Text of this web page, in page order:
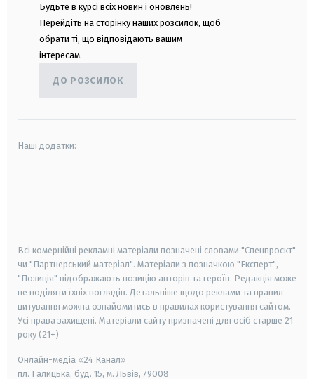
Будьте в курсі всіх новин і оновлень!
Перейдіть на сторінку наших розсилок, щоб
обрати ті, що відповідають вашим
інтересам.
ДО РОЗСИЛОК
Наші додатки:
Всі комерційні рекламні матеріали позначені словами "Спецпроєкт"
чи "Партнерський матеріал". Матеріали з позначкою "Експерт",
"Позиція" відображають позицію авторів та героїв. Редакція може
не поділяти їхніх поглядів. Детальніше щодо реклами та правил
цитування можна ознайомитись в правилах користування сайтом.
Усі права захищені. Матеріали сайту призначені для осіб старше 21
року (21+)
Онлайн-медіа «24 Канал»
пл. Галицька, буд. 15, м. Львів, 79008